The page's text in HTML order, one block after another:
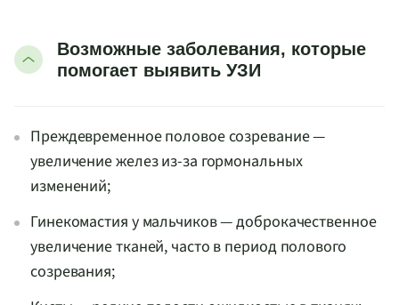
Возможные заболевания, которые
помогает выявить УЗИ
Преждевременное половое созревание —
увеличение желез из-за гормональных
изменений;
Гинекомастия у мальчиков — доброкачественное
увеличение тканей, часто в период полового
созревания;